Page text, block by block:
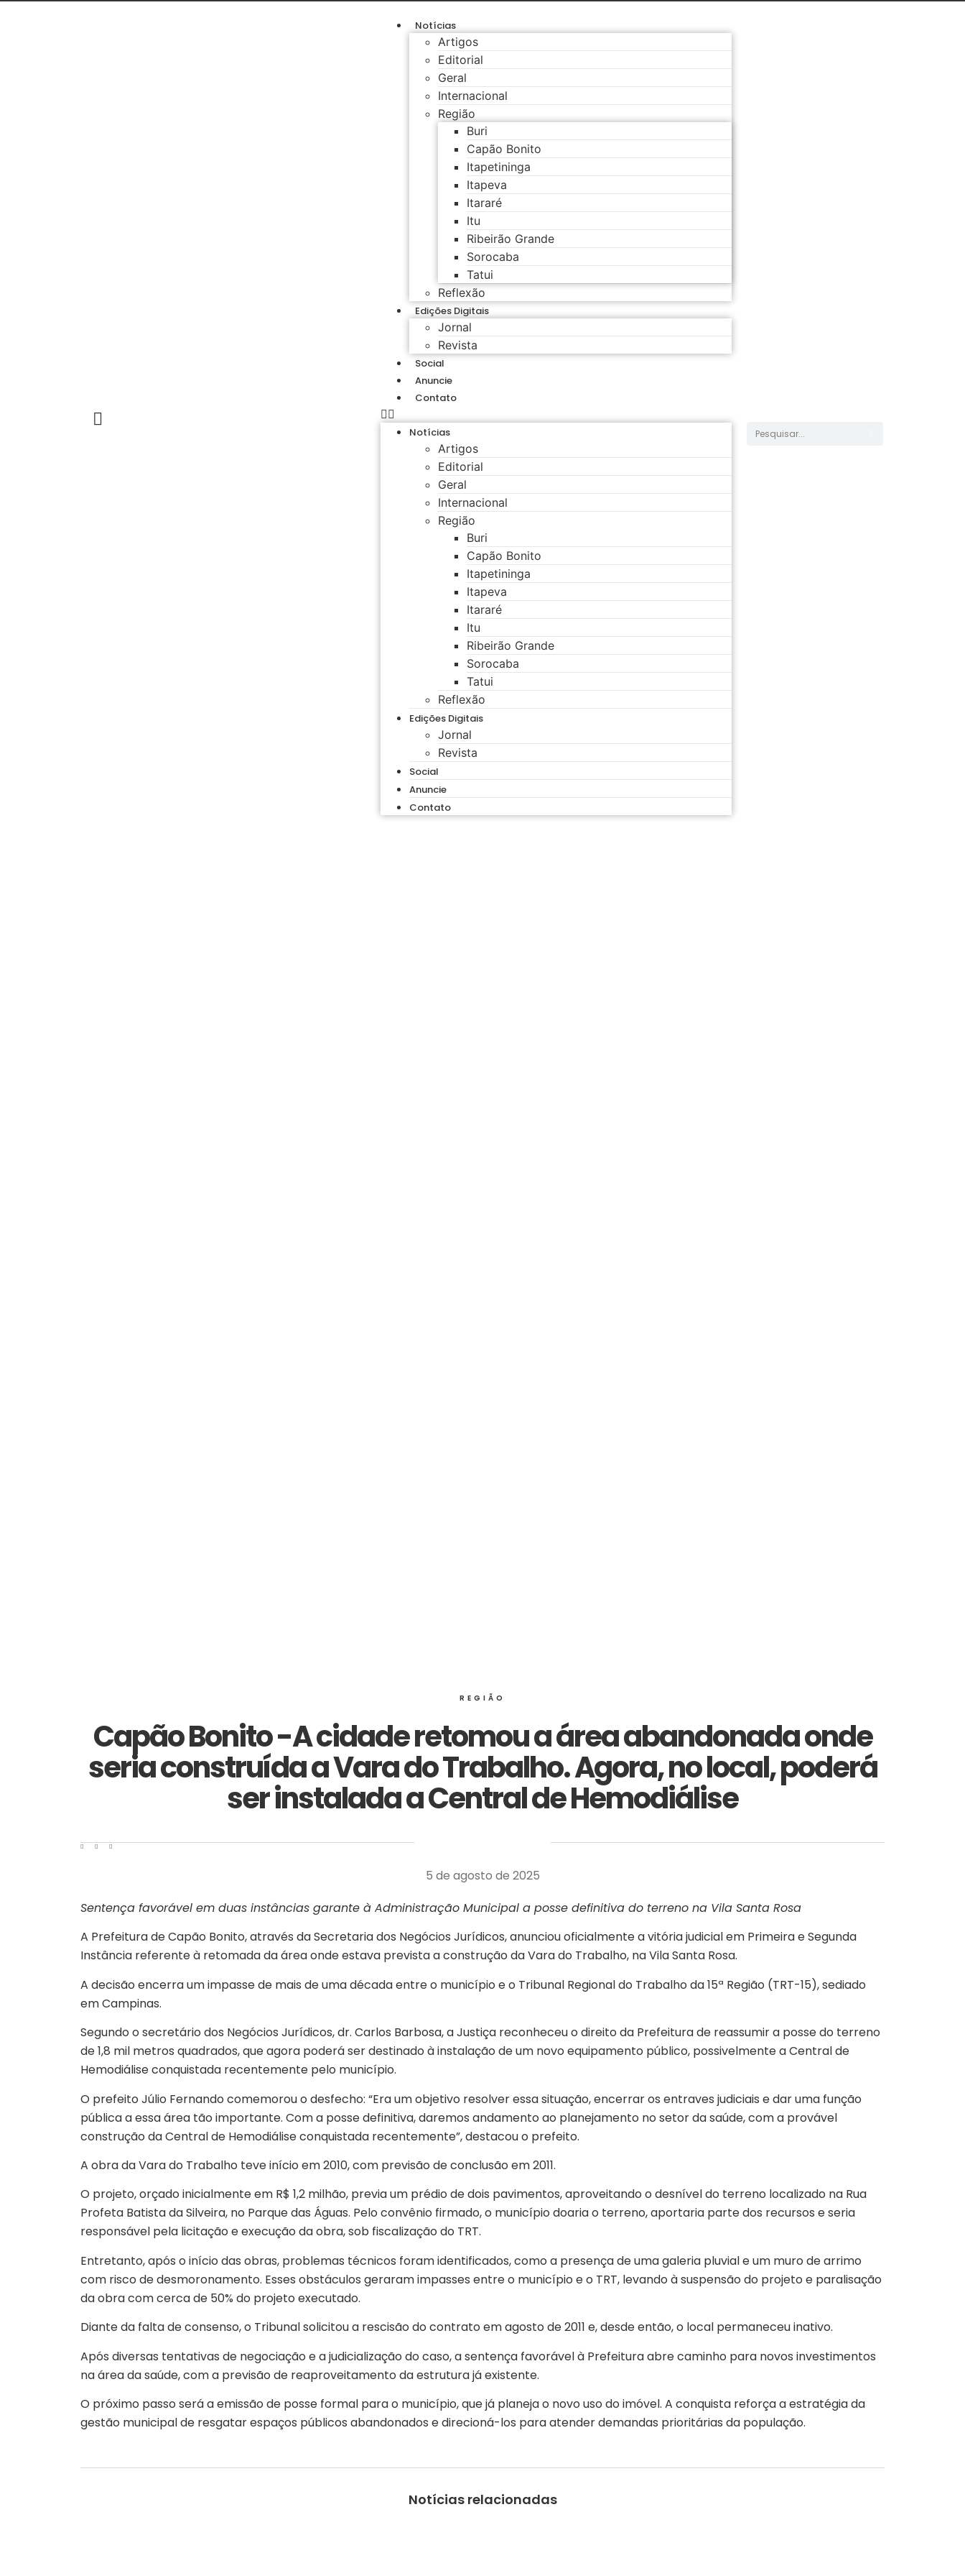
Notícias
Artigos
Editorial
Geral
Internacional
Região
Buri
Capão Bonito
Itapetininga
Itapeva
Itararé
Itu
Ribeirão Grande
Sorocaba
Tatui
Reflexão
Edições Digitais
Jornal
Revista
Social
Anuncie
Contato
Notícias
Artigos
Editorial
Geral
Internacional
Região
Buri
Capão Bonito
Itapetininga
Itapeva
Itararé
Itu
Ribeirão Grande
Sorocaba
Tatui
Reflexão
Edições Digitais
Jornal
Revista
Social
Anuncie
Contato
REGIÃO
Capão Bonito -A cidade retomou a área abandonada onde
seria construída a Vara do Trabalho. Agora, no local, poderá
ser instalada a Central de Hemodiálise
5 de agosto de 2025
Sentença favorável em duas instâncias garante à Administração Municipal a posse definitiva do terreno na Vila Santa Rosa
A Prefeitura de Capão Bonito, através da Secretaria dos Negócios Jurídicos, anunciou oficialmente a vitória judicial em Primeira e Segunda
Instância referente à retomada da área onde estava prevista a construção da Vara do Trabalho, na Vila Santa Rosa.
A decisão encerra um impasse de mais de uma década entre o município e o Tribunal Regional do Trabalho da 15ª Região (TRT-15), sediado
em Campinas.
Segundo o secretário dos Negócios Jurídicos, dr. Carlos Barbosa, a Justiça reconheceu o direito da Prefeitura de reassumir a posse do terreno
de 1,8 mil metros quadrados, que agora poderá ser destinado à instalação de um novo equipamento público, possivelmente a Central de
Hemodiálise conquistada recentemente pelo município.
O prefeito Júlio Fernando comemorou o desfecho: “Era um objetivo resolver essa situação, encerrar os entraves judiciais e dar uma função
pública a essa área tão importante. Com a posse definitiva, daremos andamento ao planejamento no setor da saúde, com a provável
construção da Central de Hemodiálise conquistada recentemente”, destacou o prefeito.
A obra da Vara do Trabalho teve início em 2010, com previsão de conclusão em 2011.
O projeto, orçado inicialmente em R$ 1,2 milhão, previa um prédio de dois pavimentos, aproveitando o desnível do terreno localizado na Rua
Profeta Batista da Silveira, no Parque das Águas. Pelo convênio firmado, o município doaria o terreno, aportaria parte dos recursos e seria
responsável pela licitação e execução da obra, sob fiscalização do TRT.
Entretanto, após o início das obras, problemas técnicos foram identificados, como a presença de uma galeria pluvial e um muro de arrimo
com risco de desmoronamento. Esses obstáculos geraram impasses entre o município e o TRT, levando à suspensão do projeto e paralisação
da obra com cerca de 50% do projeto executado.
Diante da falta de consenso, o Tribunal solicitou a rescisão do contrato em agosto de 2011 e, desde então, o local permaneceu inativo.
Após diversas tentativas de negociação e a judicialização do caso, a sentença favorável à Prefeitura abre caminho para novos investimentos
na área da saúde, com a previsão de reaproveitamento da estrutura já existente.
O próximo passo será a emissão de posse formal para o município, que já planeja o novo uso do imóvel. A conquista reforça a estratégia da
gestão municipal de resgatar espaços públicos abandonados e direcioná-los para atender demandas prioritárias da população.
Notícias relacionadas